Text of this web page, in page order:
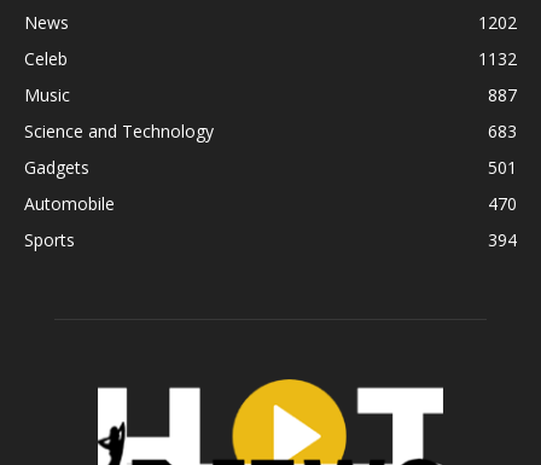
News
1202
Celeb
1132
Music
887
Science and Technology
683
Gadgets
501
Automobile
470
Sports
394